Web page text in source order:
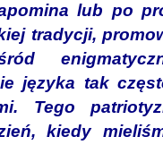
lub po
tradycji,
języka tak
Tego
kiedy